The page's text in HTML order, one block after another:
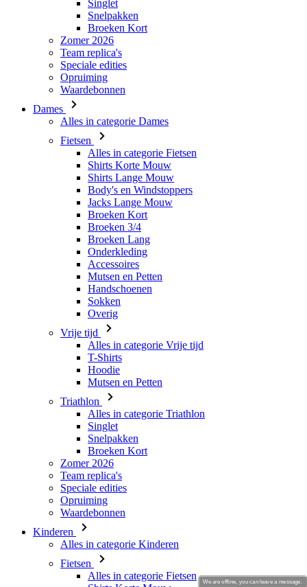
Speciale edities
Opruiming
Waardebonnen
Dames
Alles in categorie Dames
Fietsen
Alles in categorie Fietsen
Shirts Lange Mouw
Body's en Windstoppers
Jacks Lange Mouw
Broeken Kort
Broeken 3/4
Broeken Lang
Onderkleding
Accessoires
Mutsen en Petten
Handschoenen
Sokken
Overig
Vrije tijd
Alles in categorie Vrije tijd
T-Shirts
Hoodie
Mutsen en Petten
Triathlon
Alles in categorie Triathlon
Singlet
Snelpakken
Broeken Kort
Zomer 2026
Team replica's
Speciale edities
Opruiming
Waardebonnen
Kinderen
Alles in categorie Kinderen
Fietsen
Alles in categorie Fietsen
Shirts Lange Mouw
Jacks Lange Mouw
Broeken Kort
Broeken Lang
We are offline, you can leave a message.